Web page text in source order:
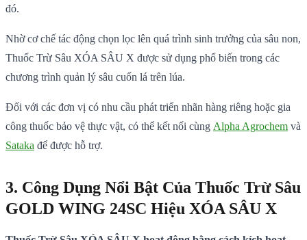
đó.
Nhờ cơ chế tác động chọn lọc lên quá trình sinh trưởng của sâu non,
Thuốc Trừ Sâu XÓA SÂU X được sử dụng phổ biến trong các
chương trình quản lý sâu cuốn lá trên lúa.
Đối với các đơn vị có nhu cầu phát triển nhãn hàng riêng hoặc gia
công thuốc bảo vệ thực vật, có thể kết nối cùng Alpha Agrochem và
Sataka để được hỗ trợ.
3. Công Dụng Nổi Bật Của Thuốc Trừ Sâu
GOLD WING 24SC Hiệu XÓA SÂU X